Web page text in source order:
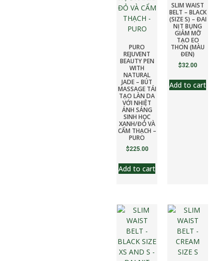
PURO
REJUVENT
BEAUTY PEN
WITH
NATURAL
JADE – BÚT
MASSAGE TÁI
TẠO LÀN DA
VỚI NHIỆT
ÁNH SÁNG
SINH HỌC
XANH/ĐỎ VÀ
CẨM THẠCH –
PURO
$225.00
Add to cart
SLIM WAIST
BELT – BLACK
(SIZE S) – ĐAI
NỊT BỤNG
GIẢM MỠ
TẠO EO
THON (MÀU
ĐEN)
$32.00
Add to cart